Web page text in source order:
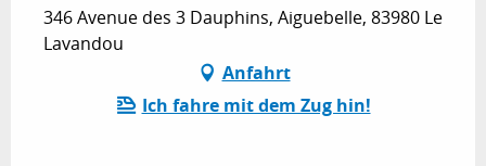
346 Avenue des 3 Dauphins, Aiguebelle, 83980 Le
Lavandou
Anfahrt
Ich fahre mit dem Zug hin!